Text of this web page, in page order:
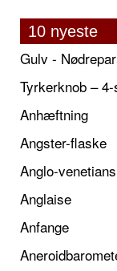
10 nyeste
Gulv -
Tyrkerknob –
Anhæftning
Angster-flaske
Anglo-
Anglaise
Anfange